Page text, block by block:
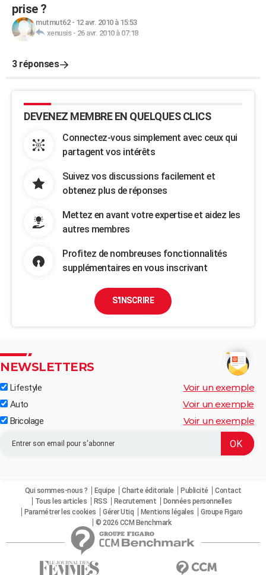
prise ?
mutmut62- 12 avr. 2010 à 15:53
xenusis- 26 avr. 2010 à 07:18
3 réponses
DEVENEZ MEMBRE EN QUELQUES CLICS
Connectez-vous simplement avec ceux qui
partagent vos intérêts
Suivez vos discussions facilement et
obtenez plus de réponses
Mettez en avant votre expertise et aidez les
autres membres
Profitez de nombreuses fonctionnalités
supplémentaires en vous inscrivant
S'INSCRIRE
NEWSLETTERS
Lifestyle Voir un exemple
Auto Voir un exemple
Bricolage Voir un exemple
Qui sommes-nous ? Equipe Charte éditoriale Publicité
Contact
Tous les articles
RSS Recrutement
Données personnelles
Paramétrer les cookies
Gérer Utiq Mentions légales
Groupe Figaro
© 2026 CCM Benchmark